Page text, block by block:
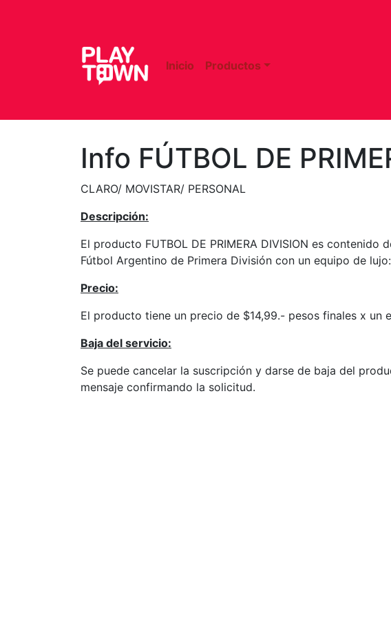
Inicio Productos
Info FÚTBOL DE
CLARO/ MOVISTAR/ PERSONAL
Descripción:
El producto FUTBOL DE PRIMERA DIVISION es
Fútbol Argentino de Primera División con un equipo de
Precio:
El producto tiene un precio de $14,99.- pesos finales x un
Baja del servicio:
Se puede cancelar la suscripción y darse de baja del
mensaje confirmando la solicitud.